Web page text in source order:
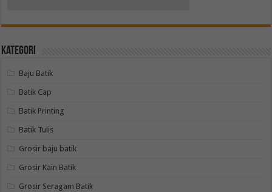
Kategori
Baju Batik
Batik Cap
Batik Printing
Batik Tulis
Grosir baju batik
Grosir Kain Batik
Grosir Seragam Batik